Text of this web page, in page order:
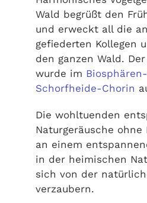
Wald begrüßt den
und erweckt all die
gefiederten Kollegen
den ganzen Wald. Der
wurde im
Schorfheide-Chorin
Die wohltuenden
Naturgeräusche
an einem
in der heimischen
sich von der
verzaubern.